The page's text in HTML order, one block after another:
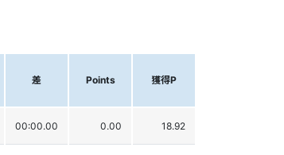
差 Points 獲得P
00:00.00 0.00 18.92